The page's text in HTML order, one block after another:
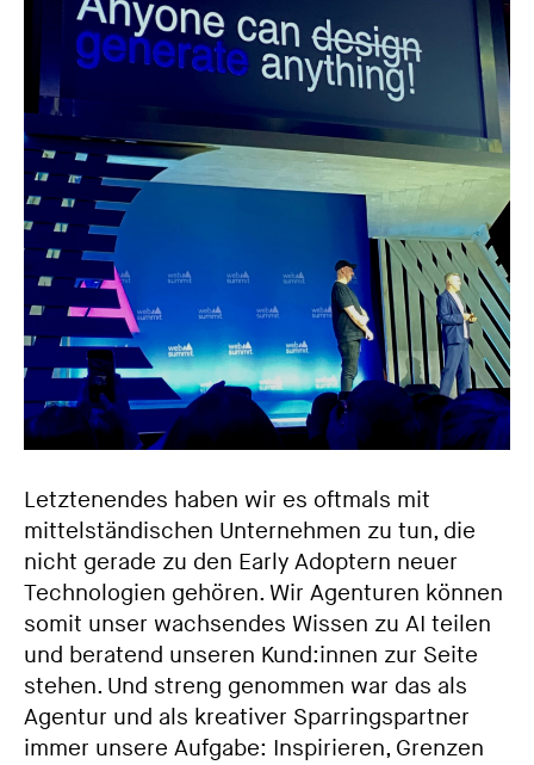
Letztenendes haben wir es oftmals mit
mittelständischen Unternehmen zu tun, die
nicht gerade zu den Early Adoptern neuer
Technologien gehören. Wir Agenturen können
somit unser wachsendes Wissen zu AI teilen
und beratend unseren Kund:innen zur Seite
stehen. Und streng genommen war das als
Agentur und als kreativer Sparringspartner
immer unsere Aufgabe: Inspirieren, Grenzen